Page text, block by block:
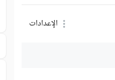
الإعدادات